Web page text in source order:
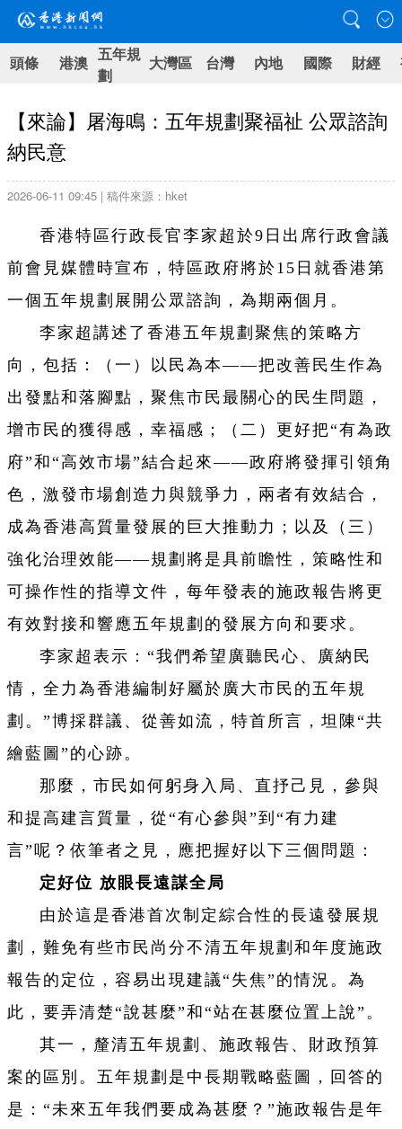
頭條 港澳 五年規
劃
大灣區 台灣 內地 國際 財經
【來論】屠海鳴：五年規劃聚福祉 公眾諮詢
納民意
2026-06-11 09:45 | 稿件來源：hket
香港特區行政長官李家超於9日出席行政會議
前會見媒體時宣布，特區政府將於15日就香港第
一個五年規劃展開公眾諮詢，為期兩個月。
李家超講述了香港五年規劃聚焦的策略方
向，包括：（一）以民為本——把改善民生作為
出發點和落腳點，聚焦市民最關心的民生問題，
增市民的獲得感，幸福感；（二）更好把“有為政
府”和“高效市場”結合起來——政府將發揮引領角
色，激發市場創造力與競爭力，兩者有效結合，
成為香港高質量發展的巨大推動力；以及（三）
強化治理效能——規劃將是具前瞻性，策略性和
可操作性的指導文件，每年發表的施政報告將更
有效對接和響應五年規劃的發展方向和要求。
李家超表示：“我們希望廣聽民心、廣納民
情，全力為香港編制好屬於廣大市民的五年規
劃。”博採群議、從善如流，特首所言，坦陳“共
繪藍圖”的心跡。
那麼，市民如何躬身入局、直抒己見，參與
和提高建言質量，從“有心參與”到“有力建
言”呢？依筆者之見，應把握好以下三個問題：
定好位 放眼長遠謀全局
由於這是香港首次制定綜合性的長遠發展規
劃，難免有些市民尚分不清五年規劃和年度施政
報告的定位，容易出現建議“失焦”的情況。為
此，要弄清楚“說甚麼”和“站在甚麼位置上說”。
其一，釐清五年規劃、施政報告、財政預算
案的區別。五年規劃是中長期戰略藍圖，回答的
是：“未來五年我們要成為甚麼？”施政報告是年